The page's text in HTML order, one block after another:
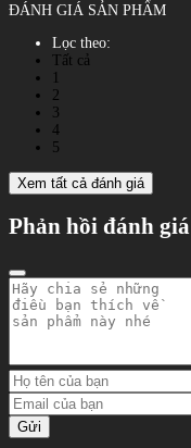
ĐÁNH GIÁ SẢN PHẨM
Lọc theo:
Tất cả
2
3
4
5
Xem tất cả đánh giá
Phản hồi đánh giá
Gửi